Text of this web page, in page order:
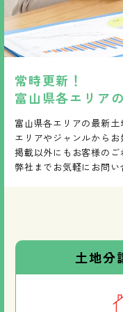
常時更新！
富山県各エリア
富山県各エリアの最新土
エリアやジャンルからお
掲載以外にもお客様のご
弊社までお気軽にお問い
土地分